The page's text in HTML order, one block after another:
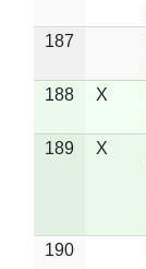
187
188 X
189
X
190